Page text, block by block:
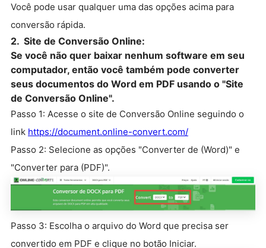
Você pode usar qualquer uma das opções acima para
conversão rápida.
2. Site de Conversão Online:
Se você não quer baixar nenhum software em seu
computador, então você também pode converter
seus documentos do Word em PDF usando o "Site
de Conversão Online".
Passo 1: Acesse o site de Conversão Online seguindo o
link https://document.online-convert.com/
Passo 2: Selecione as opções "Converter de (Word)" e
"Converter para (PDF)".
Passo 3: Escolha o arquivo do Word que precisa ser
convertido em PDF e clique no botão Iniciar.